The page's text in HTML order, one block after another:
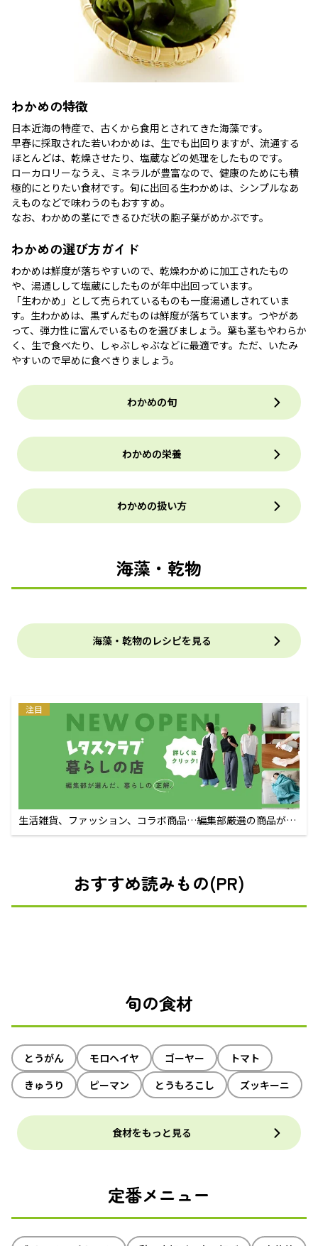
わかめの特徴
日本近海の特産で、古くから食用とされてきた海藻です。
早春に採取された若いわかめは、生でも出回りますが、流通する
ほとんどは、乾燥させたり、塩蔵などの処理をしたものです。
ローカロリーなうえ、ミネラルが豊富なので、健康のためにも積
極的にとりたい食材です。旬に出回る生わかめは、シンプルなあ
えものなどで味わうのもおすすめ。
なお、わかめの茎にできるひだ状の胞子葉がめかぶです。
わかめの選び方ガイド
わかめは鮮度が落ちやすいので、乾燥わかめに加工されたもの
や、湯通しして塩蔵にしたものが年中出回っています。
「生わかめ」として売られているものも一度湯通しされていま
す。生わかめは、黒ずんだものは鮮度が落ちています。つやがあ
って、弾力性に富んでいるものを選びましょう。葉も茎もやわらか
く、生で食べたり、しゃぶしゃぶなどに最適です。ただ、いたみ
やすいので早めに食べきりましょう。
わかめの旬
わかめの栄養
わかめの扱い方
海藻・乾物
海藻・乾物のレシピを見る
注目
生活雑貨、ファッション、コラボ商品…編集部厳選の商品が買
えるECサイト
おすすめ読みもの(PR)
旬の食材
とうがん モロヘイヤ ゴーヤー
トマト
きゅうり
ピーマン とうもろこし ズッキーニ
食材をもっと見る
定番メニュー